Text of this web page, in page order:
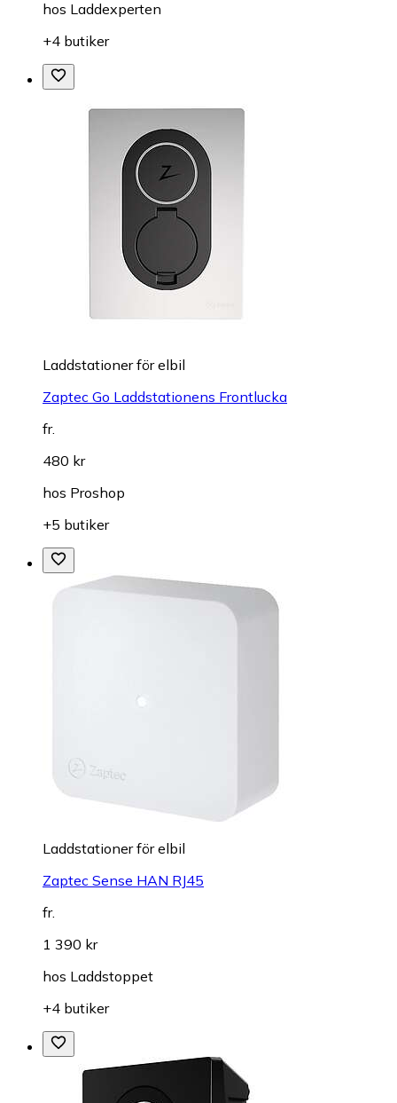
hos Laddexperten
+4 butiker
Laddstationer för elbil
Zaptec Go Laddstationens Frontlucka
fr.
480 kr
hos Proshop
+5 butiker
Laddstationer för elbil
Zaptec Sense HAN RJ45
fr.
1 390 kr
hos Laddstoppet
+4 butiker